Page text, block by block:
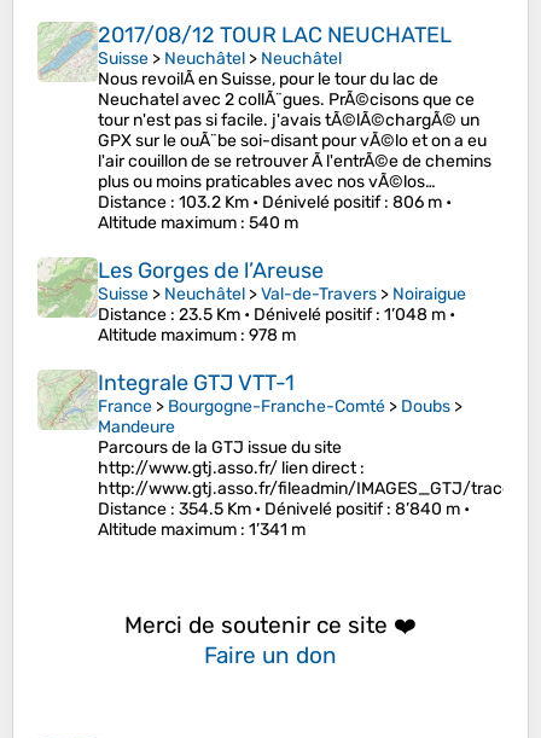
2017/08/12 TOUR LAC NEUCHATEL
Suisse > Neuchâtel > Neuchâtel
Nous revoilÃ en Suisse, pour le tour du lac de
Neuchatel avec 2 collÃ¨gues. PrÃ©cisons que ce
tour n'est pas si facile. j'avais tÃ©lÃ©chargÃ© un
GPX sur le ouÃ¨be soi-disant pour vÃ©lo et on a eu
l'air couillon de se retrouver Ã l'entrÃ©e de chemins
plus ou moins praticables avec nos vÃ©los…
Distance : 103.2 Km • Dénivelé positif: 806 m •
Altitude maximum : 540 m
Les Gorges de l’Areuse
Suisse > Neuchâtel >Val-de-Travers > Noiraigue
Distance : 23.5 Km • Dénivelé positif: 1’048 m •
Altitude maximum : 978 m
Integrale GTJ VTT-1
France > Bourgogne-Franche-Comté > Doubs >
Mandeure
Parcours de la GTJ issue du site
http://www.gtj.asso.fr/ lien direct :
http://www.gtj.asso.fr/fileadmin/IMAGES_GTJ/
Distance : 354.5 Km • Dénivelé positif: 8’840 m •
Altitude maximum : 1’341 m
Merci de soutenir ce site ❤️
Faire un don